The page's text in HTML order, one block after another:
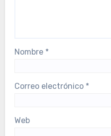
Nombre *
Correo electrónico *
Web